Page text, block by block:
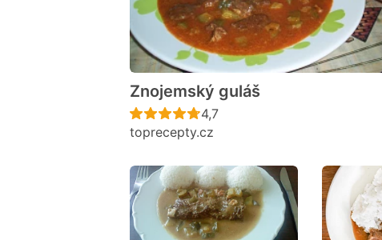
Znojemský guláš
Recept ještě nebyl hodnocen
4,7
toprecepty.cz